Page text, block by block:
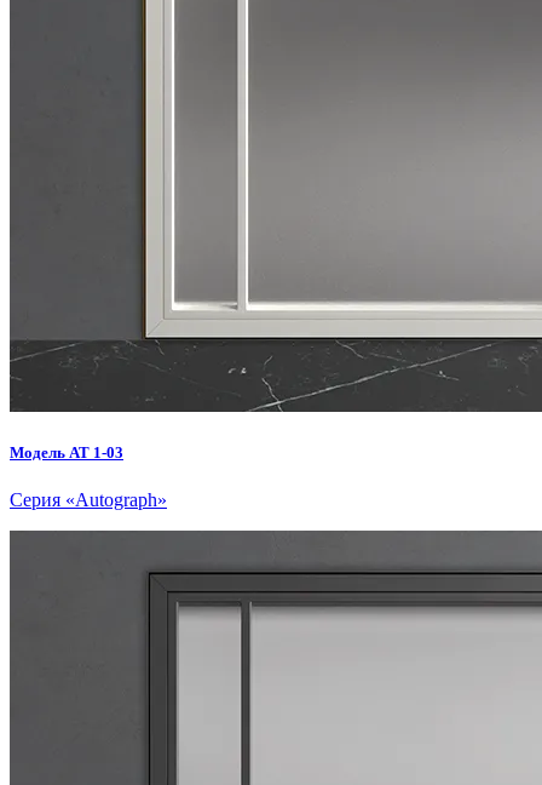
Модель AT 1-03
Серия «Autograph»